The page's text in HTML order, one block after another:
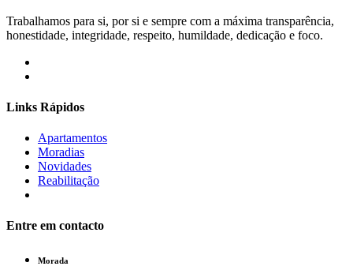
Trabalhamos para si, por si e sempre com a máxima transparência,
honestidade, integridade, respeito, humildade, dedicação e foco.
Links Rápidos
Apartamentos
Moradias
Novidades
Reabilitação
Entre em contacto
Morada